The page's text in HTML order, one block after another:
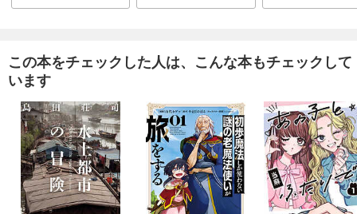
この本をチェックした人は、こんな本もチェックして
います